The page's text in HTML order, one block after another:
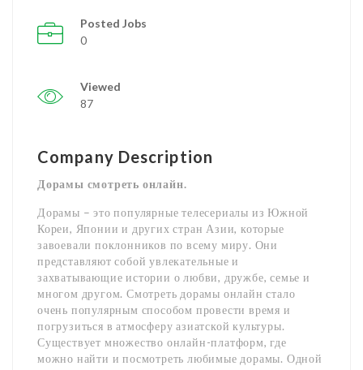
Posted Jobs
0
Viewed
87
Company Description
Дорамы смотреть онлайн.
Дорамы – это популярные телесериалы из Южной
Кореи, Японии и других стран Азии, которые
завоевали поклонников по всему миру. Они
представляют собой увлекательные и
захватывающие истории о любви, дружбе, семье и
многом другом. Смотреть дорамы онлайн стало
очень популярным способом провести время и
погрузиться в атмосферу азиатской культуры.
Существует множество онлайн-платформ, где
можно найти и посмотреть любимые дорамы. Одной